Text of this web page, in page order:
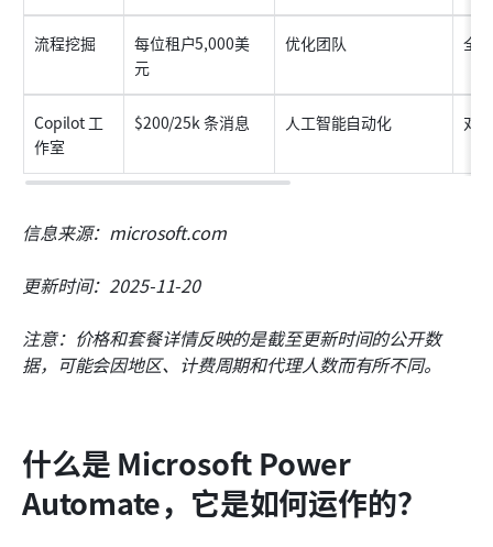
流程挖掘
每位租户5,000美
元
优化团队 全
Copilot 工
作室
$200/25k 条消息 人工智能自动化 对
信息来源：microsoft.com
更新时间：2025-11-20
注意：价格和套餐详情反映的是截至更新时间的公开数
据，可能会因地区、计费周期和代理人数而有所不同。
什么是 Microsoft Power
Automate，它是如何运作的？